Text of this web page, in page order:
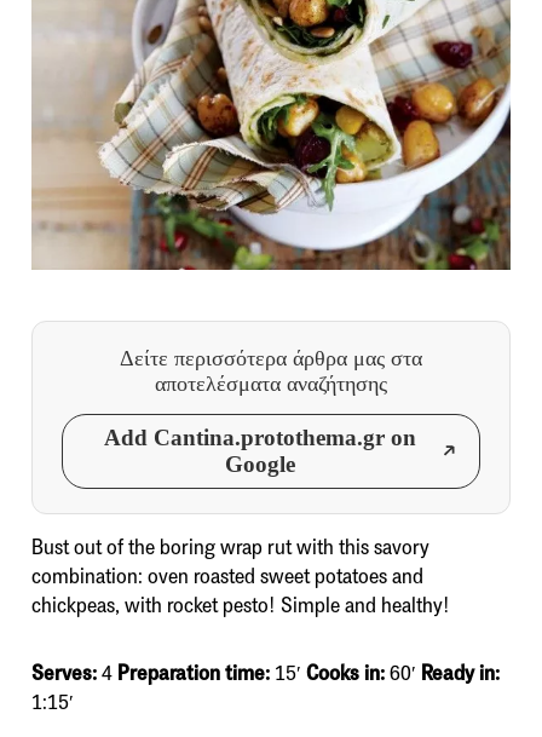
Δείτε περισσότερα άρθρα μας στα
αποτελέσματα αναζήτησης
Add Cantina.protothema.gr on
Google
Bust out of the boring wrap rut with this savory
combination: oven roasted sweet potatoes and
chickpeas, with rocket pesto! Simple and healthy!
Serves:4 Preparation time: 15′ Cooks in:60′ Ready in:
1:15′